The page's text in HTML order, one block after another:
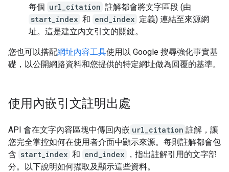
每個 url_citation 註解都會將文字區段 (由
start_index 和 end_index 定義) 連結至來源網
址。這是建立內文引文的關鍵。
您也可以搭配網址內容工具使用以 Google 搜尋強化事實基
礎，以公開網路資料和您提供的特定網址做為回覆的基準。
使用內嵌引文註明出處
API 會在文字內容區塊中傳回內嵌 url_citation 註解，讓
您完全掌控如何在使用者介面中顯示來源。每則註解都會包
含 start_index 和 end_index
，指出註解引用的文字部
分。以下說明如何擷取及顯示這些資料。